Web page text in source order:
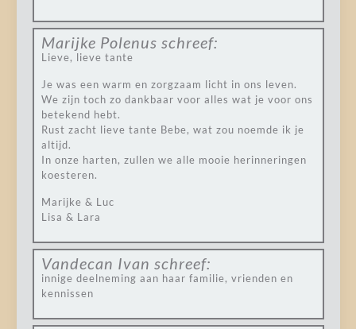
Marijke Polenus schreef:
Lieve, lieve tante
Je was een warm en zorgzaam licht in ons leven.
We zijn toch zo dankbaar voor alles wat je voor ons
betekend hebt.
Rust zacht lieve tante Bebe, wat zou noemde ik je
altijd.
In onze harten, zullen we alle mooie herinneringen
koesteren.
Marijke & Luc
Lisa & Lara
Vandecan Ivan schreef:
innige deelneming aan haar familie, vrienden en
kennissen